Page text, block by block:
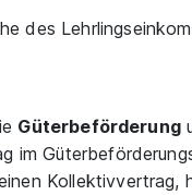
des
Güterbeförderung
im
Kollektivvertrag,